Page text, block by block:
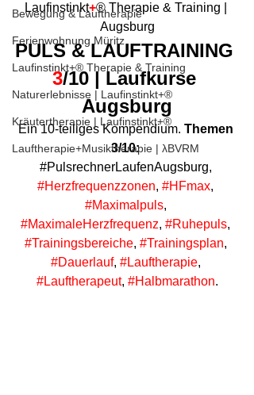
Bewegung & Lauftherapie
Ferienwohnung Müritz
Laufinstinkt+® Therapie & Training
Naturerlebnisse | Laufinstinkt+®
Kräutertherapie | Laufinstinkt+®
Lauftherapie+Musiktherapie | λBVRM
Laufinstinkt+® Therapie & Training |
Augsburg
PULS & LAUFTRAINING
3/10 | Laufkurse
Augsburg
Ein 10-teiliges Kompendium. Themen
3/10:
#PulsrechnerLaufenAugsburg,
#Herzfrequenzzonen, #HFmax,
#Maximalpuls,
#MaximaleHerzfrequenz, #Ruhepuls,
#Trainingsbereiche, #Trainingsplan,
#Dauerlauf, #Lauftherapie,
#Lauftherapeut, #Halbmarathon.